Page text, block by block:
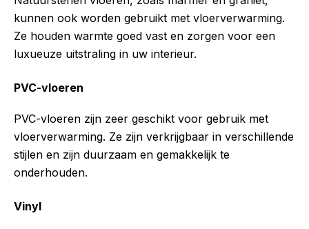
kunnen ook worden gebruikt met vloerverwarming.
Ze houden warmte goed vast en zorgen voor een
luxueuze uitstraling in uw interieur.
PVC-vloeren
PVC-vloeren zijn zeer geschikt voor gebruik met
vloerverwarming. Ze zijn verkrijgbaar in verschillende
stijlen en zijn duurzaam en gemakkelijk te
onderhouden.
Vinyl